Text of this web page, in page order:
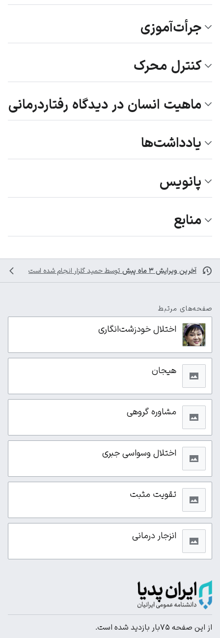
جرأت‌آموزی
کنترل محرک
ماهیت انسان در دیدگاه رفتاردرمانی
یادداشت‌ها
پانویس
منابع
آخرین ویرایش ۳ ماه پیش توسط حمید گلزار انجام شده است
صفحه‌های مرتبط
اختلال خودزشت‌انگاری
هیجان
مشاوره گروهی
اختلال وسواسی جبری
تقویت مثبت
انزجار درمانی
از این صفحه ۷۵بار بازدید شده است.